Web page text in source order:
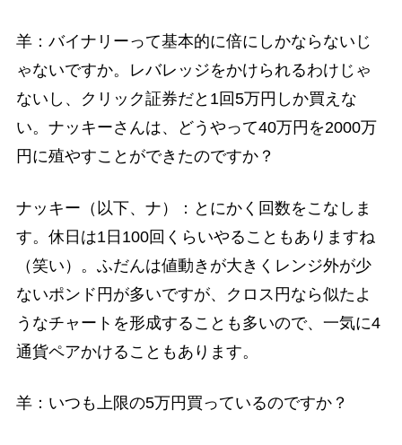
羊：バイナリーって基本的に倍にしかならないじ
ゃないですか。レバレッジをかけられるわけじゃ
ないし、クリック証券だと1回5万円しか買えな
い。ナッキーさんは、どうやって40万円を2000万
円に殖やすことができたのですか？
ナッキー（以下、ナ）：とにかく回数をこなしま
す。休日は1日100回くらいやることもありますね
（笑い）。ふだんは値動きが大きくレンジ外が少
ないポンド円が多いですが、クロス円なら似たよ
うなチャートを形成することも多いので、一気に4
通貨ペアかけることもあります。
羊：いつも上限の5万円買っているのですか？